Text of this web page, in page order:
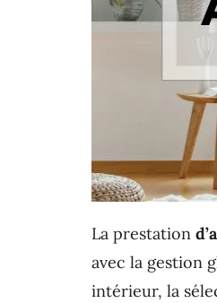
La prestation
avec la gestion
intérieur, la